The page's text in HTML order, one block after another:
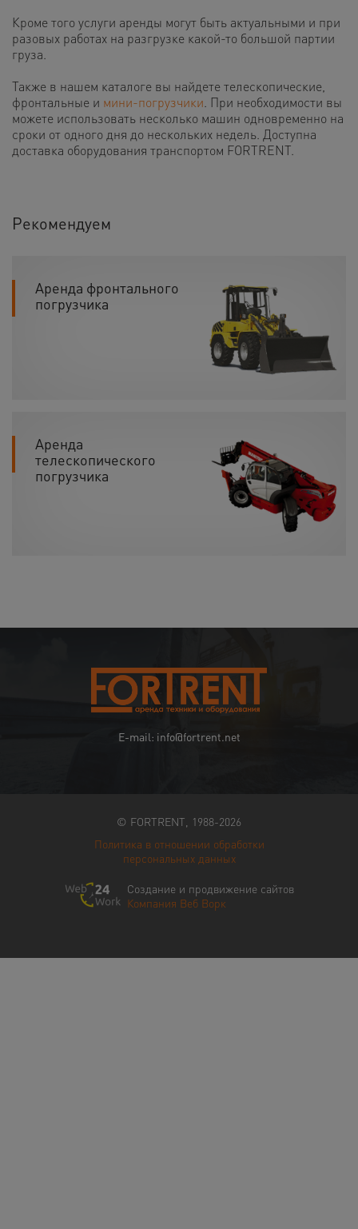
Кроме того услуги аренды могут быть актуальными и при
разовых работах на разгрузке какой-то большой партии
груза.
Также в нашем каталоге вы найдете телескопические,
фронтальные и мини-погрузчики. При необходимости вы
можете использовать несколько машин одновременно на
сроки от одного дня до нескольких недель. Доступна
доставка оборудования транспортом FORTRENT.
Рекомендуем
Аренда фронтального
погрузчика
Аренда
телескопического
погрузчика
E-mail: info@fortrent.net
© FORTRENT, 1988-2026
Политика в отношении обработки
персональных данных
Создание и продвижение сайтов
Компания Веб Ворк